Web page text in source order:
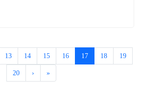
13 14 15 16 17(current)
18 19
20 › »